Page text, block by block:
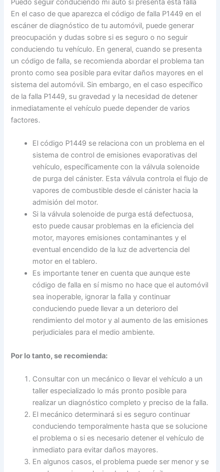
Puedo seguir conduciendo mi auto si presenta esta falla
En el caso de que aparezca el código de falla P1449 en el
escáner de diagnóstico de tu automóvil, puede generar
preocupación y dudas sobre si es seguro o no seguir
conduciendo tu vehículo. En general, cuando se presenta
un código de falla, se recomienda abordar el problema tan
pronto como sea posible para evitar daños mayores en el
sistema del automóvil. Sin embargo, en el caso específico
de la falla P1449, su gravedad y la necesidad de detener
inmediatamente el vehículo puede depender de varios
factores.
El código P1449 se relaciona con un problema en el
sistema de control de emisiones evaporativas del
vehículo, específicamente con la válvula solenoide
de purga del cánister. Esta válvula controla el flujo de
vapores de combustible desde el cánister hacia la
admisión del motor.
Si la válvula solenoide de purga está defectuosa,
esto puede causar problemas en la eficiencia del
motor, mayores emisiones contaminantes y el
eventual encendido de la luz de advertencia del
motor en el tablero.
Es importante tener en cuenta que aunque este
código de falla en sí mismo no hace que el automóvil
sea inoperable, ignorar la falla y continuar
conduciendo puede llevar a un deterioro del
rendimiento del motor y al aumento de las emisiones
perjudiciales para el medio ambiente.
Por lo tanto, se recomienda:
Consultar con un mecánico o llevar el vehículo a un
taller especializado lo más pronto posible para
realizar un diagnóstico completo y preciso de la falla.
El mecánico determinará si es seguro continuar
conduciendo temporalmente hasta que se solucione
el problema o si es necesario detener el vehículo de
inmediato para evitar daños mayores.
En algunos casos, el problema puede ser menor y se